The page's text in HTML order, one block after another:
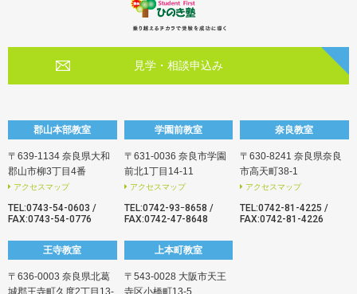
見学・相談申込み
郡山本部教室
〒639-1134 奈良県大和
郡山市柳3丁目4番
アクセスマップ
TEL:0743-54-0603 /
FAX:0743-54-0776
学園前教室
〒631-0036 奈良市学園
前北1丁目14-11
アクセスマップ
TEL:0742-93ｰ8658 /
FAX:0742-47-8648
奈良教室
〒630-8241 奈良県奈良
市高天町38-1
アクセスマップ
TEL:0742-81-4225 /
FAX:0742-81-4226
王寺教室
〒636-0003 奈良県北葛
城郡王寺町久度2丁目13-
上本町教室
〒543-0028 大阪市天王
寺区小橋町13-5